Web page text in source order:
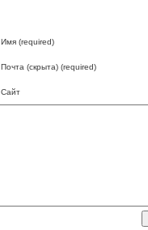
Имя (required)
Почта (скрыта) (required)
Сайт